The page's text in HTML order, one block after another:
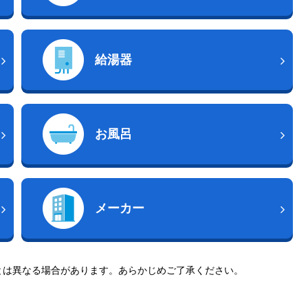
給湯器
お風呂
メーカー
異なる場合があります。あらかじめご了承ください。